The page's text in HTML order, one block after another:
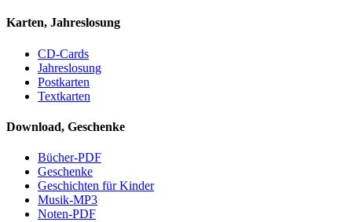
Karten, Jahreslosung
CD-Cards
Jahreslosung
Postkarten
Textkarten
Download, Geschenke
Bücher-PDF
Geschenke
Geschichten für Kinder
Musik-MP3
Noten-PDF